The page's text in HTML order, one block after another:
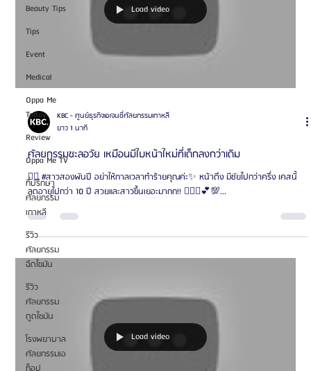
Beauty Tips
Tips
Event
Medical
Oppa Me
Today
Review
Oppa Me TV
ที่ปรึกษา
ศัลยกรรม
เกาหลี
รีวิว
ศัลยกรรม
ฉีดไขมัน
รีวิว
ศัลยกรรม
ดูดไขมัน
โรงพยาบาล
ศัลยกรรมเอ
Load video
KBC - ศูนย์ธุรกิจเอเจนซี่ศัลยกรรมเกาหลี
ยาว 1 นาที
ศัลยกรรมชะลอวัย เหมือนมีใบหน้าใหม่ที่เด็กลงกว่าเดิม
✌🏻 #สาวสองพันปี อย่าให้กาลเวลาทำร้ายคุณค่ะ✨ หน้าตึง มีชัยไปกว่าครึ่ง เคสนี้
ลดอายุไปกว่า 10 ปี สวยและสาวขึ้นเยอะมากก!! 👨🏻‍⚕️💕💯...
Load video